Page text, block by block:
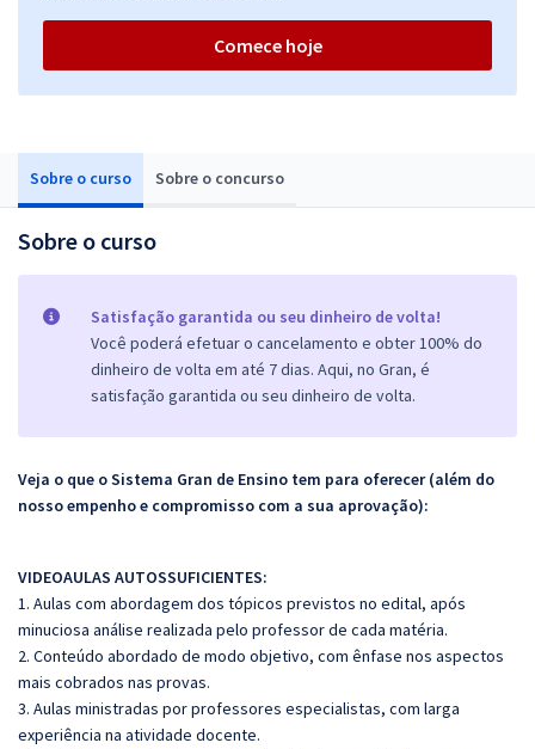
Sobre o curso Sobre o concurso
Sobre o curso
Satisfação garantida ou seu dinheiro de volta!
Você poderá efetuar o cancelamento e obter 100% do
dinheiro de volta em até 7 dias. Aqui, no Gran, é
satisfação garantida ou seu dinheiro de volta.
Veja o que o Sistema Gran de Ensino tem para oferecer (além do
nosso empenho e compromisso com a sua aprovação):
VIDEOAULAS AUTOSSUFICIENTES:
1. Aulas com abordagem dos tópicos previstos no edital, após
minuciosa análise realizada pelo professor de cada matéria.
2. Conteúdo abordado de modo objetivo, com ênfase nos aspectos
mais cobrados nas provas.
3. Aulas ministradas por professores especialistas, com larga
experiência na atividade docente.
Comece hoje